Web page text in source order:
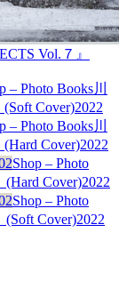
Vol.７』
– Photo Books川
Cover)2022
– Photo Books川
Cover)2022
Shop – Photo
(Hard Cover)2022
Shop – Photo
(Soft Cover)2022